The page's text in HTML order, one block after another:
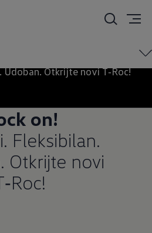
Otkrijte novi T‑Roc!
Fleksibilan.
Otkrijte novi